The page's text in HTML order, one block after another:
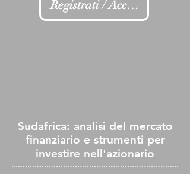
Registrati / Accedi
Sudafrica: analisi del mercato
finanziario e strumenti per
investire nell'azionario